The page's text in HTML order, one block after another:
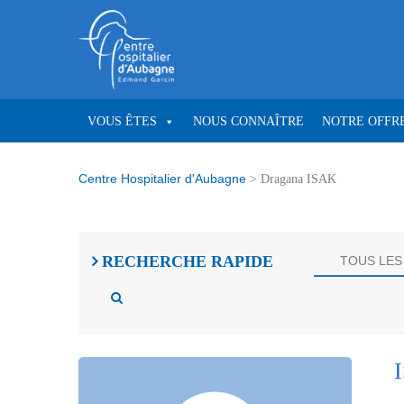
VOUS ÊTES NOUS CONNAÎTRE NOTRE
Centre Hospitalier d'Aubagne > Dragana ISAK
RECHERCHE RAPIDE